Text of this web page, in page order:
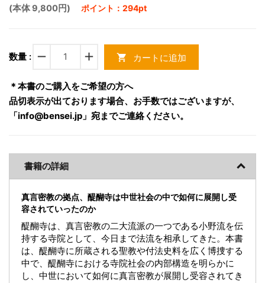
(本体 9,800円) ポイント：294pt
数量 : remove add shopping_cart カートに追加
＊本書のご購入をご希望の方へ
品切表示が出ております場合、お手数ではございますが、
「info@bensei.jp」宛までご連絡ください。
書籍の詳細
真言密教の拠点、醍醐寺は中世社会の中で如何に展開し受
容されていったのか
醍醐寺は、真言密教の二大流派の一つである小野流を伝
持する寺院として、今日まで法流を相承してきた。本書
は、醍醐寺に所蔵される聖教や付法史料を広く博捜する
中で、醍醐寺における寺院社会の内部構造を明らかに
し、中世において如何に真言密教が展開し受容されてき